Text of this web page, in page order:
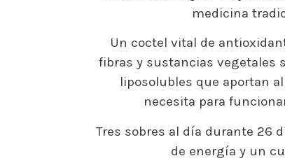
medicina
Un coctel vital de
fibras y sustancias vegetales
liposolubles que aportan
necesita para
Tres sobres al día durante 26
de energía y un